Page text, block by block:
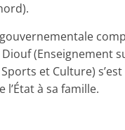
(Enseignement
Sports et Culture)
l’État à sa famille.